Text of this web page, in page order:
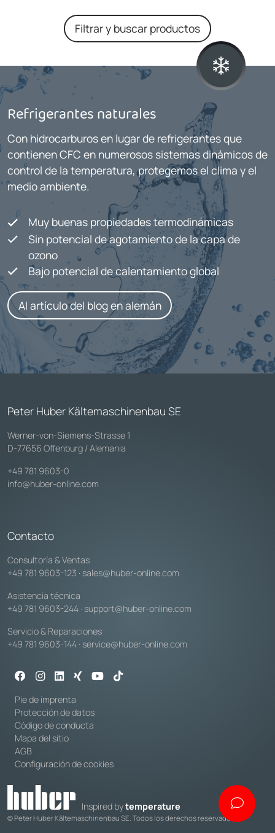
Filtrar y buscar productos
Refrigerantes naturales
Con hidrocarburos en lugar de refrigerantes que
contienen CFC en numerosos sistemas dinámicos de
control de la temperatura, protegemos el clima y el
medio ambiente.
Muy buenas propiedades termodinámicas
Sin potencial de agotamiento de la capa de
ozono
Bajo potencial de calentamiento global
Al artículo del blog en alemán
Peter Huber Kältemaschinenbau SE
Werner-von-Siemens-Strasse 1
D-77656 Offenburg / Alemania
+49 781 9603-0
info@huber-online.com
Contacto
Consultoría & Ventas
+49 781 9603-123 · sales@huber-online.com
Asistencia técnica
+49 781 9603-244 · support@huber-online.com
Servicio & Reparaciones
+49 781 9603-144 · service@huber-online.com
Pie de imprenta
Protección de datos
Código de conducta
Mapa del sitio
AGB
Configuración de cookies
Inspired bytemperature
© Peter Huber Kältemaschinenbau SE. Todos los derechos reservados